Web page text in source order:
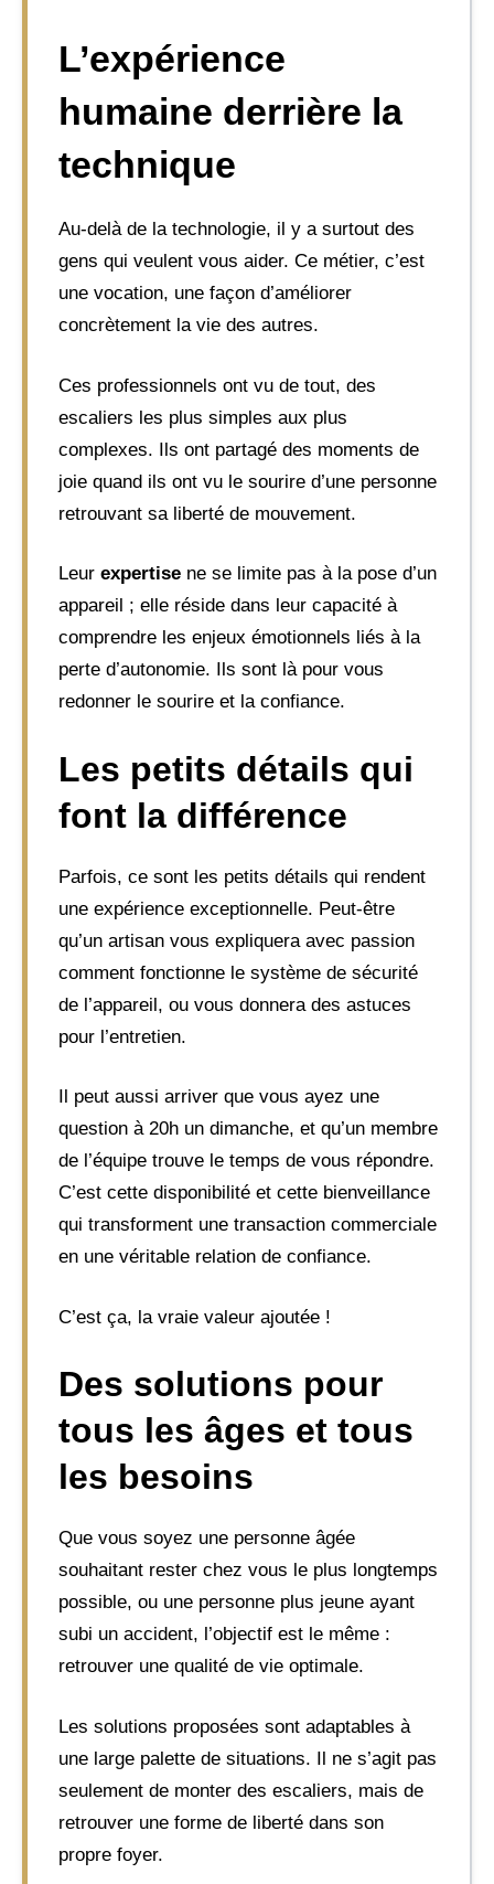
L’expérience
humaine derrière la
technique
Au-delà de la technologie, il y a surtout des
gens qui veulent vous aider. Ce métier, c’est
une vocation, une façon d’améliorer
concrètement la vie des autres.
Ces professionnels ont vu de tout, des
escaliers les plus simples aux plus
complexes. Ils ont partagé des moments de
joie quand ils ont vu le sourire d’une personne
retrouvant sa liberté de mouvement.
Leur expertise ne se limite pas à la pose d’un
appareil ; elle réside dans leur capacité à
comprendre les enjeux émotionnels liés à la
perte d’autonomie. Ils sont là pour vous
redonner le sourire et la confiance.
Les petits détails qui
font la différence
Parfois, ce sont les petits détails qui rendent
une expérience exceptionnelle. Peut-être
qu’un artisan vous expliquera avec passion
comment fonctionne le système de sécurité
de l’appareil, ou vous donnera des astuces
pour l’entretien.
Il peut aussi arriver que vous ayez une
question à 20h un dimanche, et qu’un membre
de l’équipe trouve le temps de vous répondre.
C’est cette disponibilité et cette bienveillance
qui transforment une transaction commerciale
en une véritable relation de confiance.
C’est ça, la vraie valeur ajoutée !
Des solutions pour
tous les âges et tous
les besoins
Que vous soyez une personne âgée
souhaitant rester chez vous le plus longtemps
possible, ou une personne plus jeune ayant
subi un accident, l’objectif est le même :
retrouver une qualité de vie optimale.
Les solutions proposées sont adaptables à
une large palette de situations. Il ne s’agit pas
seulement de monter des escaliers, mais de
retrouver une forme de liberté dans son
propre foyer.